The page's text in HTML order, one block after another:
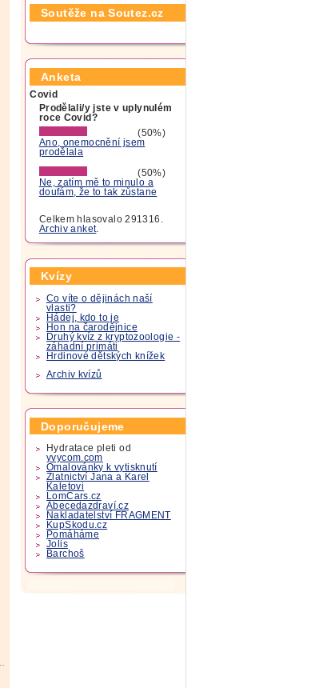
Soutěže na Soutez.cz
Anketa
Covid
Prodělali/y jste v uplynulém
roce Covid?
(50%)
Ano, onemocnění jsem
prodělala
(50%)
Ne, zatím mě to minulo a
doufám, že to tak zůstane
Celkem hlasovalo 291316.
Archiv anket.
Kvízy
Co víte o dějinách naší
vlasti?
Hádej, kdo to je
Hon na čarodějnice
Druhý kvíz z kryptozoologie -
záhadní primáti
Hrdinové dětských knížek
Archiv kvízů
Doporučujeme
Hydratace pleti od
yvycom.com
Omalovánky k vytisknutí
Zlatnictví Jana a Karel
Kaletovi
LomCars.cz
Abecedazdraví.cz
Nakladatelství FRAGMENT
KupSkodu.cz
Pomáháme
Jolis
Barchoš